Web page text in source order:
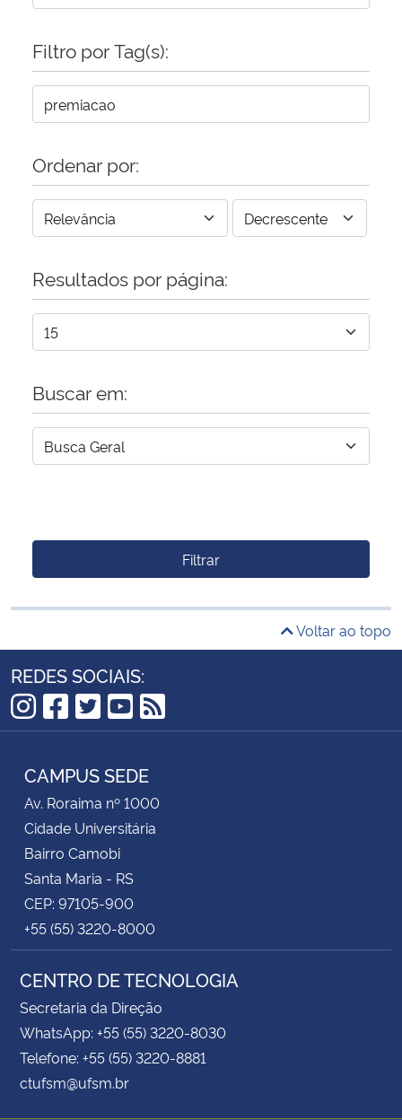
Filtro por Tag(s):
Ordenar por:
Resultados por página:
Buscar em:
Filtrar
Voltar ao topo
REDES SOCIAIS:
Instagram
Facebook
Twitter
YouTube
RSS
CAMPUS SEDE
Av. Roraima nº 1000
Cidade Universitária
Bairro Camobi
Santa Maria - RS
CEP: 97105-900
+55 (55) 3220-8000
CENTRO DE TECNOLOGIA
Secretaria da Direção
WhatsApp: +55 (55) 3220-8030
Telefone: +55 (55) 3220-8881
ctufsm@ufsm.br